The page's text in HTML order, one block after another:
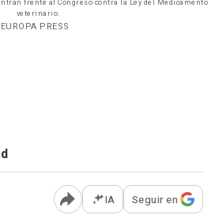
frente al Congreso contra la Ley del Medicamento
veterinario.
PRESS
Abrir opciones para
IA Seguir en